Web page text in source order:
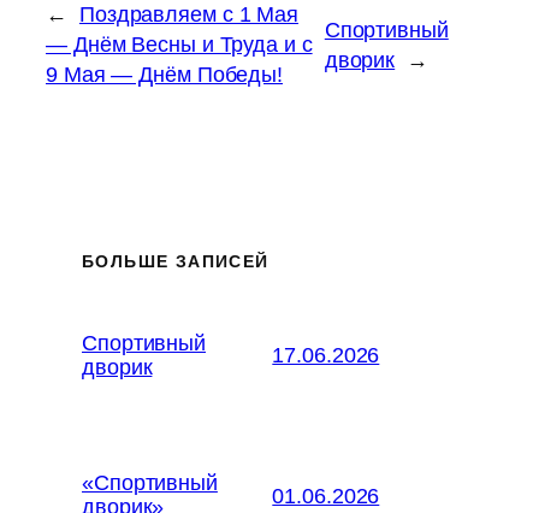
←
Поздравляем с 1 Мая
— Днём Весны и Труда и с
9 Мая — Днём Победы!
Спортивный
дворик
→
БОЛЬШЕ ЗАПИСЕЙ
Спортивный
дворик
17.06.2026
«Спортивный
дворик»
01.06.2026